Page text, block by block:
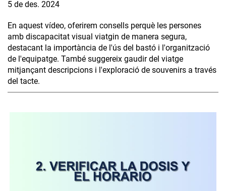
5 de des. 2024
En aquest vídeo, oferirem consells perquè les persones
amb discapacitat visual viatgin de manera segura,
destacant la importància de l'ús del bastó i l'organització
de l'equipatge. També suggereix gaudir del viatge
mitjançant descripcions i l'exploració de souvenirs a través
del tacte.